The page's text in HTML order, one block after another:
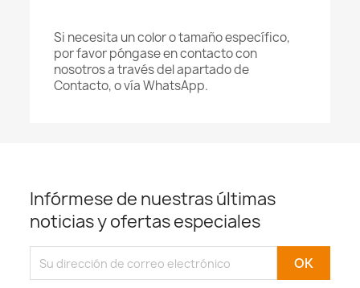
Si necesita un color o tamaño específico,
por favor póngase en contacto con
nosotros a través del apartado de
Contacto, o vía WhatsApp.
Infórmese de nuestras últimas
noticias y ofertas especiales